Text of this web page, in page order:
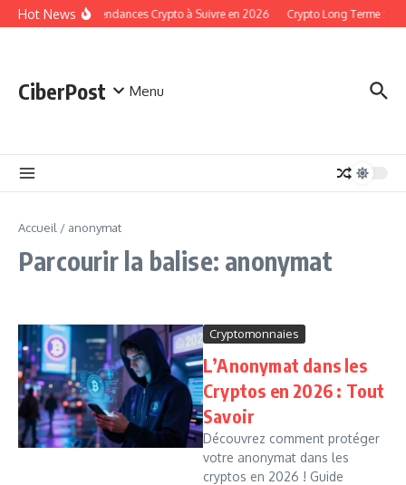
Aller au contenu
Hot NewsLes Tendances Crypto à Suivre en 2026 Crypto Long Terme :
CiberPost Menu
Accueil / anonymat
Parcourir la balise: anonymat
Cryptomonnaies
L’Anonymat dans les
Cryptos en 2026 : Tout
Savoir
Découvrez comment protéger
votre anonymat dans les
cryptos en 2026 ! Guide